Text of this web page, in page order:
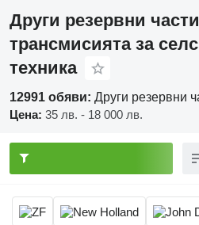
Други резервни
трансмисията за
техника
12991 обяви: Други резервни
Цена: 35 лв. - 18 000 лв.